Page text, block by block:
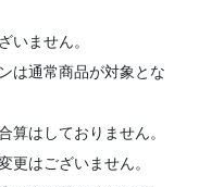
いません。
は通常商品が対象とな
算はしておりません。
更はございません。